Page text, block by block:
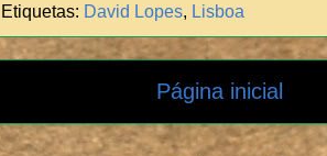
Etiquetas: David Lopes, Lisboa
Página inicial